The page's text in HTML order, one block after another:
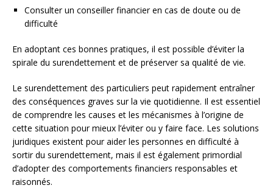
Consulter un conseiller financier en cas de doute ou de
difficulté
En adoptant ces bonnes pratiques, il est possible d’éviter la
spirale du surendettement et de préserver sa qualité de vie.
Le surendettement des particuliers peut rapidement entraîner
des conséquences graves sur la vie quotidienne. Il est essentiel
de comprendre les causes et les mécanismes à l’origine de
cette situation pour mieux l’éviter ou y faire face. Les solutions
juridiques existent pour aider les personnes en difficulté à
sortir du surendettement, mais il est également primordial
d’adopter des comportements financiers responsables et
raisonnés.